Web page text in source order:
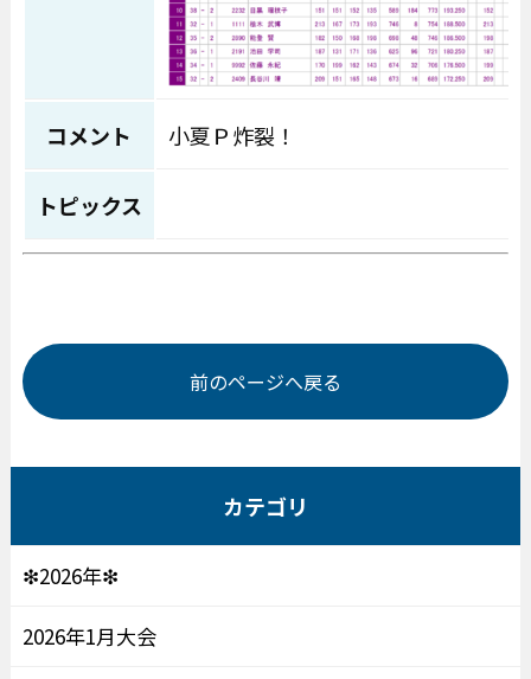
コメント 小夏Ｐ炸裂！
トピックス
前のページへ戻る
カテゴリ
❇2026年❇
2026年1月大会